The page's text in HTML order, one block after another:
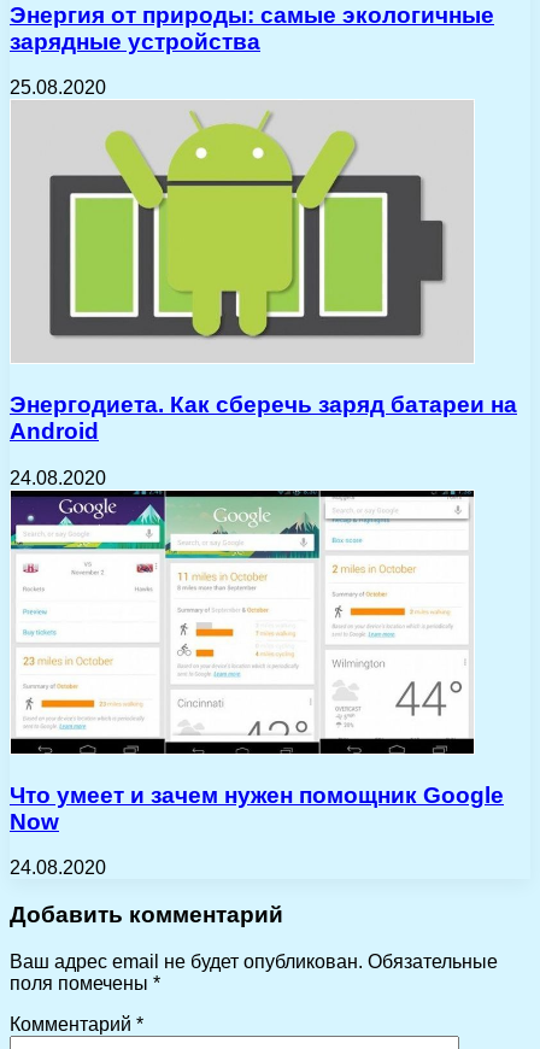
Энергия от природы: самые экологичные
зарядные устройства
25.08.2020
Энергодиета. Как сберечь заряд батареи на
Android
24.08.2020
Что умеет и зачем нужен помощник Google
Now
24.08.2020
Добавить комментарий
Ваш адрес email не будет опубликован. Обязательные
поля помечены *
Комментарий *